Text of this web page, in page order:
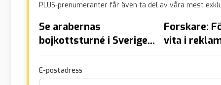
PLUS-prenumeranter får även ta del av våra mest
Se arabernas
bojkottsturné i Sverige –
Forskare:
vita i
E-postadress